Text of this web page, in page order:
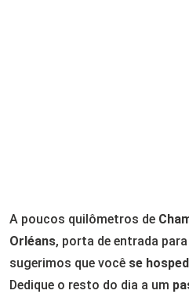
A poucos quilômetros de
Orléans, porta de entrada
sugerimos que você se
Dedique o resto do dia a um